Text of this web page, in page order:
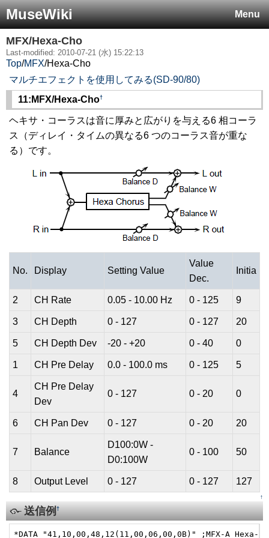
Menu
MuseWiki
MFX/Hexa-Cho
Last-modified: 2010-07-21 (水) 15:22:13
Top/MFX/Hexa-Cho
マルチエフェクトを使用してみる(SD-90/80)
11:MFX/Hexa-Cho†
ヘキサ・コーラスは音に厚みと広がりを与える6 相コーラ
ス（ディレイ・タイムの異なる6 つのコーラス音が重な
る）です。
No. Display Setting Value
Value
Dec.
Initia
2 CH Rate 0.05 - 10.00 Hz 0 - 125 9
3 CH Depth 0 - 127 0 - 127 20
5 CH Depth Dev -20 - +20 0 - 40 0
1 CH Pre Delay 0.0 - 100.0 ms 0 - 125 5
4
CH Pre Delay
Dev
0 - 127 0 - 20 0
6 CH Pan Dev 0 - 127 0 - 20 20
7 Balance
D100:0W -
D0:100W
0 - 100 50
8 Output Level 0 - 127 0 - 127 127
↑
送信例 †
*DATA "41,10,00,48,12(11,00,06,00,0B)" ;MFX-A Hexa-